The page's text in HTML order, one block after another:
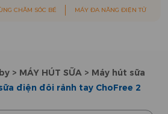
CHĂM SÓC BÉ MÁY ĐA NĂNG ĐIỆN TỬ
> MÁY HÚT SỮA > Máy hút sữa
điện đôi rảnh tay ChoFree 2